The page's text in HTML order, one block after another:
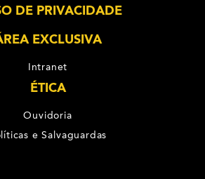
DE PRIVACIDADE
EXCLUSIVA
Intranet
ÉTICA
Ouvidoria
e Salvaguardas